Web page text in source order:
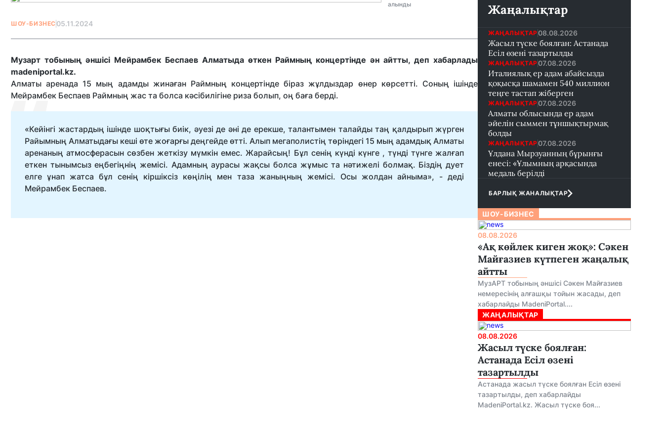
алынды
ШОУ-БИЗНЕС 05.11.2024
Музарт тобының әншісі Мейрамбек Беспаев Алматыда өткен Раймның концертінде ән айтты, деп хабарлады
madeniportal.kz.
Алматы аренада 15 мың адамды жинаған Раймның концертінде біраз жұлдыздар өнер көрсетті. Соның ішінде
Мейрамбек Беспаев Раймның жас та болса кәсібилігіне риза болып, оң баға берді.
«Кейінгі жастардың ішінде шоқтығы биік, әуезі де әні де ерекше, талантымен талайды таң қалдырып жүрген
Райымның Алматыдағы кеші өте жоғарғы деңгейде өтті. Алып мегаполистің төріндегі 15 мың адамдық Алматы
аренаның атмосферасын сөзбен жеткізу мүмкін емес. Жарайсың! Бұл сенің күнді күнге , түнді түнге жалғап
еткен тынымсыз еңбегіңнің жемісі. Адамның аурасы жақсы болса жұмыс та нәтижелі болмақ. Біздің дует
елге ұнап жатса бұл сенің кіршіксіз көңілің мен таза жаныңның жемісі. Осы жолдан айныма», - деді
Мейрамбек Беспаев.
Жаңалықтар
ЖАҢАЛЫҚТАР 08.08.2026
Жасыл түске боялған: Астанада
Есіл өзені тазартылды
ЖАҢАЛЫҚТАР 07.08.2026
Италиялық ер адам абайсызда
қоқысқа шамамен 540 миллион
теңге тастап жіберген
ЖАҢАЛЫҚТАР 07.08.2026
Алматы облысында ер адам
әйелін сыммен тұншықтырмақ
болды
ЖАҢАЛЫҚТАР 07.08.2026
Ұлдана Мырзуанның бұрынғы
енесі: «Ұлымның арқасында
медаль берілді
БАРЛЫҚ ЖАНАЛЫҚТАР
ШОУ-БИЗНЕС
08.08.2026
«Ақ көйлек киген жоқ»: Сәкен
Майғазиев күтпеген жаңалық
айтты
МузАРТ тобының әншісі Сәкен Майғазиев
немересінің алғашқы тойын жасады, деп
хабарлайды MadeniPortal....
ЖАҢАЛЫҚТАР
08.08.2026
Жасыл түске боялған:
Астанада Есіл өзені
тазартылды
Астанада жасыл түске боялған Есіл өзені
тазартылды, деп хабарлайды
MadeniPortal.kz. Жасыл түске боя...